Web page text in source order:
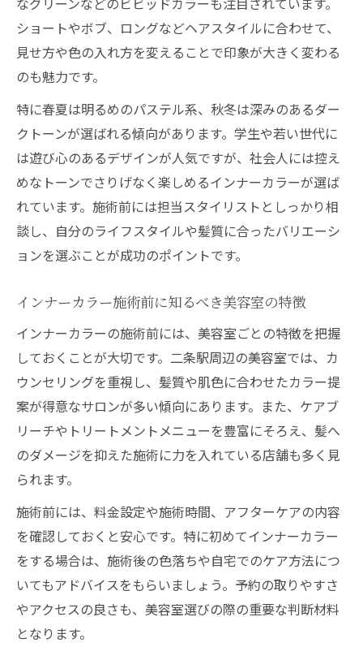
ー選び
ショートやボブ、ロングなどヘアスタイルに合わせて、
見せ方や色の入れ方を変えることで印象が大きく変わる
のも魅力です。
特に春夏は明るめのパステル系、秋冬は深みのあるダー
クトーンが選ばれる傾向があります。学生や若い世代に
は遊び心のあるデザインが人気ですが、社会人には控え
めなトーンでさりげなく楽しめるインナーカラーが選ば
れています。施術前には担当スタイリストとしっかり相
談し、自分のライフスタイルや髪質に合ったバリエーシ
ョンを選ぶことが成功のポイントです。
インナーカラー施術前に知るべき美容室の特徴
インナーカラーの施術前には、美容室ごとの特徴を把握
しておくことが大切です。二条駅周辺の美容室では、カ
ウンセリングを重視し、髪質や肌色に合わせたカラー提
案が得意なサロンが多い傾向にあります。また、ケアブ
リーチやトリートメントメニューを豊富にそろえ、髪へ
のダメージを抑えた施術に力を入れている店舗も多く見
られます。
施術前には、料金設定や施術時間、アフターケアの内容
を確認しておくと安心です。特に初めてインナーカラー
をする場合は、施術後の色落ちや自宅でのケア方法につ
いてもアドバイスをもらいましょう。予約の取りやすさ
やアクセスの良さも、美容室選びの際の重要な判断材料
となります。